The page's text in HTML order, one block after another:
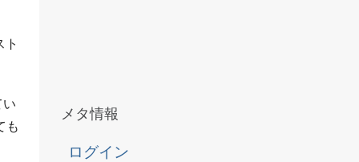
も
メタ情報
ログイン